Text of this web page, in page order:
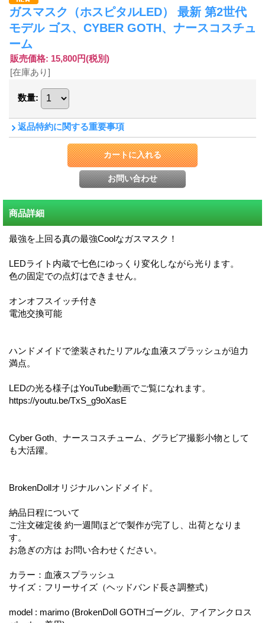
ガスマスク（ホスピタルLED） 最新 第2世代
モデル ゴス、CYBER GOTH、ナースコスチュ
ーム
販売価格: 15,800円(税別)
[在庫あり]
数量:
返品特約に関する重要事項
商品詳細
最強を上回る真の最強Coolなガスマスク！
LEDライト内蔵で七色にゆっくり変化しながら光ります。
色の固定での点灯はできません。
オンオフスイッチ付き
電池交換可能
ハンドメイドで塗装されたリアルな血液スプラッシュが迫力
満点。
LEDの光る様子はYouTube動画でご覧になれます。
https://youtu.be/TxS_g9oXasE
Cyber Goth、ナースコスチューム、グラビア撮影小物として
も大活躍。
BrokenDollオリジナルハンドメイド。
納品日程について
ご注文確定後 約一週間ほどで製作が完了し、出荷となりま
す。
お急ぎの方は お問い合わせください。
カラー：血液スプラッシュ
サイズ：フリーサイズ（ヘッドバンド長さ調整式）
model : marimo (BrokenDoll GOTHゴーグル、アイアンクロス